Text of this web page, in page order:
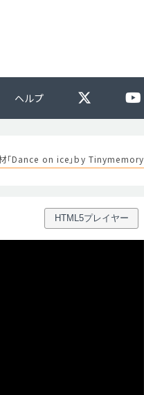
ヘルプ
「Dance on ice」by Tinymemory
HTML5プレイヤー